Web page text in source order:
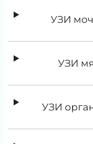
УЗИ
УЗИ
УЗИ